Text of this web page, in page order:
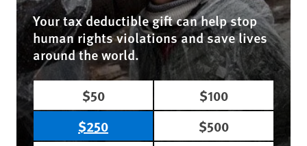
Your tax deductible gift can help stop
human rights violations and save lives
around the world.
$50
$100
$250
$500